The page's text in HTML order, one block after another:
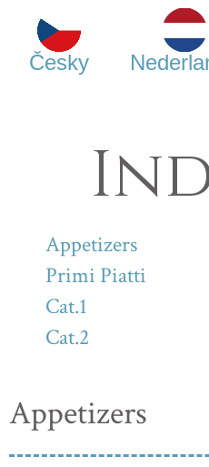
Česky
Appetizers
Primi Piatti
Cat.1
Cat.2
Appetizers